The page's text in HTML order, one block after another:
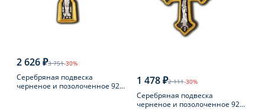
2 626 ₽3 751-30%
Серебряная подвеска
черненое и позолоченное 925
1 478 ₽2 111-30%
Серебряная подвеска
черненое и позолоченное 925